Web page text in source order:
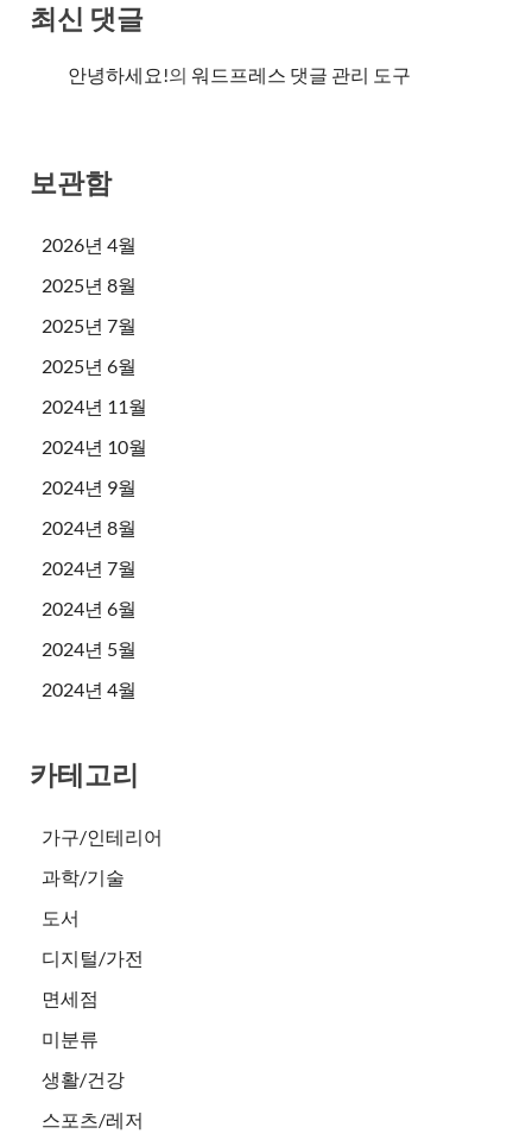
최신 댓글
안녕하세요!의 워드프레스 댓글 관리 도구
보관함
2026년 4월
2025년 8월
2025년 7월
2025년 6월
2024년 11월
2024년 10월
2024년 9월
2024년 8월
2024년 7월
2024년 6월
2024년 5월
2024년 4월
카테고리
가구/인테리어
과학/기술
도서
디지털/가전
면세점
미분류
생활/건강
스포츠/레저